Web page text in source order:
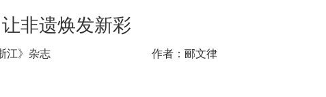
非遗焕发新彩
江》杂志 作者：郦文律